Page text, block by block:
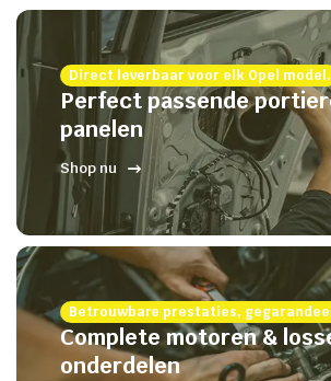
Direct leverbaar voor elk Opel model.
Perfect passende
panelen
Shop nu
Betrouwbare prestaties,
Complete motoren &
onderdelen